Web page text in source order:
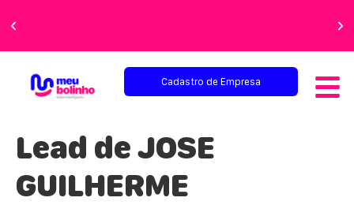
perfeita!
Cadastro de Empresa
Lead de JOSE
GUILHERME